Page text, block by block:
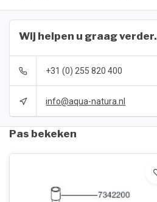
Wij helpen u graag verder.
+31 (0) 255 820 400
info@aqua-natura.nl
Pas bekeken